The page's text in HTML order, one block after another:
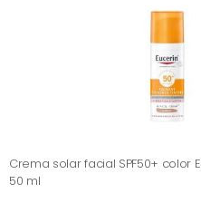
Crema solar facial SPF50+ color
50 ml